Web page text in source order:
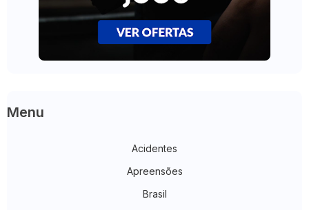
Menu
Acidentes
Apreensões
Brasil